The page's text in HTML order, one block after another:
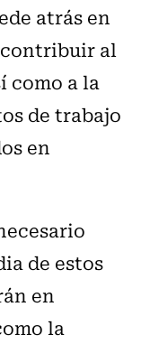
atrás en
al
como a la
de trabajo
en
de estos
en
la